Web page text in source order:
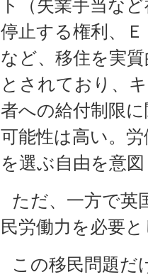
ト（失業手当な
停止する権利、
など、移住を実
とされており、
者への給付制限
可能性は高い。
を選ぶ自由を意
ただ、一方で英
民労働力を必要
この移民問題だ